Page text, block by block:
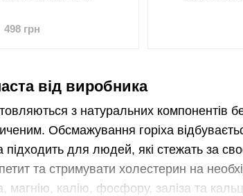
від виробника
з натуральних компонентів
Обсмажування горіха
підходить для людей, які стежать за
та стримувати холестерин на
магнію, калію, фосфору, заліза та
498 грн